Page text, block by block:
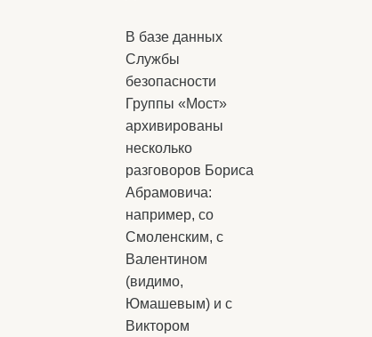
В базе данных
Службы
безопасности
Группы «Мост»
архивированы
несколько
разговоров Бориса
Абрамовича:
например, со
Смоленским, с
Валентином
(видимо,
Юмашевым) и с
Виктором